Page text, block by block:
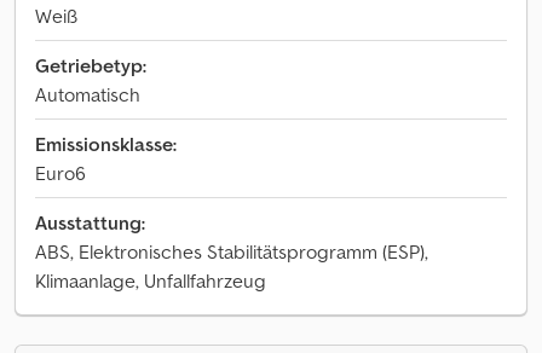
Weiß
Getriebetyp:
Automatisch
Emissionsklasse:
Euro6
Ausstattung:
ABS, Elektronisches Stabilitätsprogramm (ESP),
Klimaanlage, Unfallfahrzeug